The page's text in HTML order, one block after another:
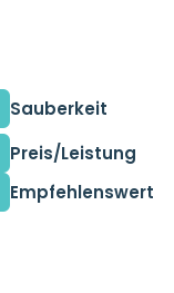
Sauberkeit
Preis/Leistung
Empfehlenswert